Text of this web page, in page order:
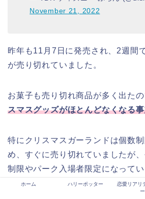
November 21, 2022
昨年も11月7日に発売され、2週間
が売り切れていました。
お菓子も売り切れ商品が多く出た
スマスグッズがほとんどなくなる
特にクリスマスガーランドは個数
め、すぐに売り切れていましたが
制限やパーク入場者限定になってい
ホーム ハリーポッター
恋愛リアリ
ー